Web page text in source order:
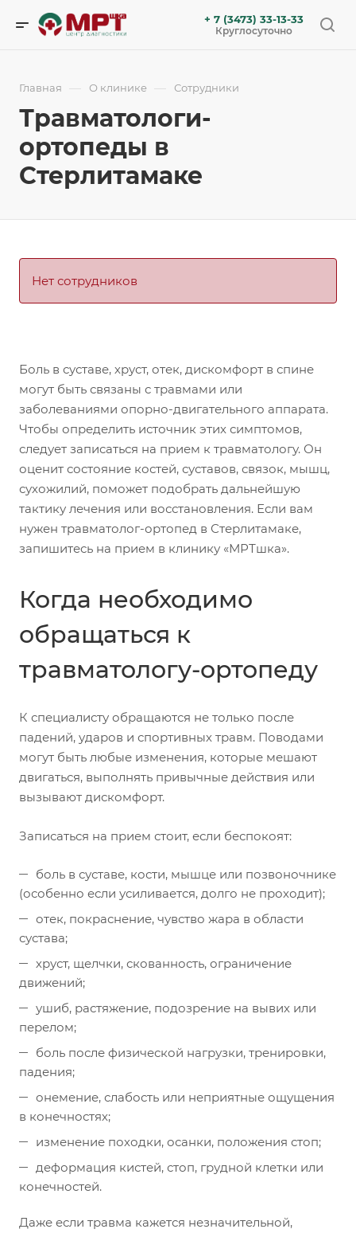
+ 7 (3473) 33-13-33
Круглосуточно
Главная — О клинике — Сотрудники
Травматологи-
ортопеды в
Стерлитамаке
Нет сотрудников
Боль в суставе, хруст, отек, дискомфорт в спине
могут быть связаны с травмами или
заболеваниями опорно-двигательного аппарата.
Чтобы определить источник этих симптомов,
следует записаться на прием к травматологу. Он
оценит состояние костей, суставов, связок, мышц,
сухожилий, поможет подобрать дальнейшую
тактику лечения или восстановления. Если вам
нужен травматолог-ортопед в Стерлитамаке,
запишитесь на прием в клинику «МРТшка».
Когда необходимо
обращаться к
травматологу-ортопеду
К специалисту обращаются не только после
падений, ударов и спортивных травм. Поводами
могут быть любые изменения, которые мешают
двигаться, выполнять привычные действия или
вызывают дискомфорт.
Записаться на прием стоит, если беспокоят:
боль в суставе, кости, мышце или позвоночнике
(особенно если усиливается, долго не проходит);
отек, покраснение, чувство жара в области
сустава;
хруст, щелчки, скованность, ограничение
движений;
ушиб, растяжение, подозрение на вывих или
перелом;
боль после физической нагрузки, тренировки,
падения;
онемение, слабость или неприятные ощущения
в конечностях;
изменение походки, осанки, положения стоп;
деформация кистей, стоп, грудной клетки или
конечностей.
Даже если травма кажется незначительной,